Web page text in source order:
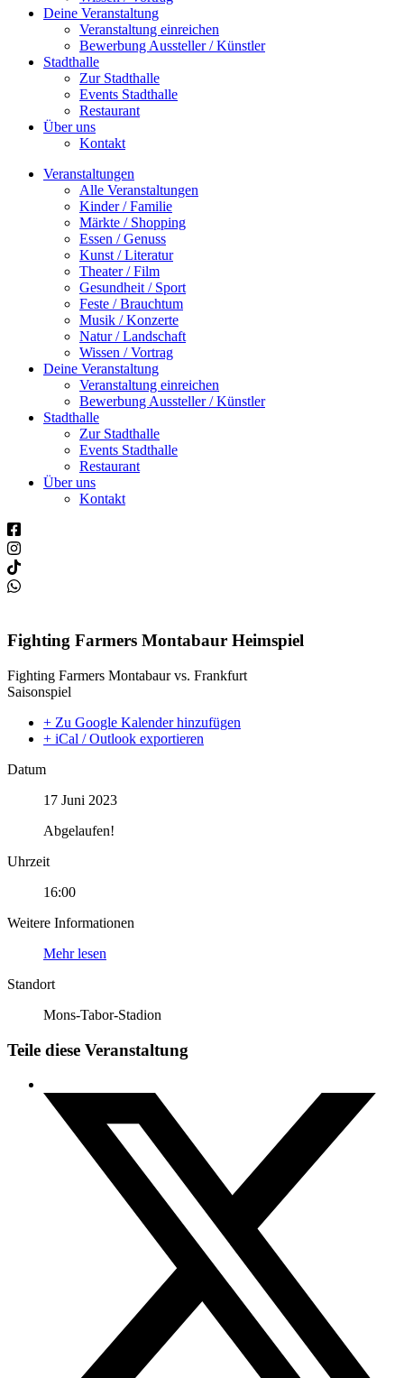
Deine Veranstaltung
Veranstaltung einreichen
Bewerbung Aussteller / Künstler
Stadthalle
Zur Stadthalle
Events Stadthalle
Restaurant
Über uns
Kontakt
Veranstaltungen
Alle Veranstaltungen
Kinder / Familie
Märkte / Shopping
Essen / Genuss
Kunst / Literatur
Theater / Film
Gesundheit / Sport
Feste / Brauchtum
Musik / Konzerte
Natur / Landschaft
Wissen / Vortrag
Deine Veranstaltung
Veranstaltung einreichen
Bewerbung Aussteller / Künstler
Stadthalle
Zur Stadthalle
Events Stadthalle
Restaurant
Über uns
Kontakt
Fighting Farmers Montabaur Heimspiel
Fighting Farmers Montabaur vs. Frankfurt
Saisonspiel
+ Zu Google Kalender hinzufügen
+ iCal / Outlook exportieren
Datum
17 Juni 2023
Abgelaufen!
Uhrzeit
16:00
Weitere Informationen
Mehr lesen
Standort
Mons-Tabor-Stadion
Teile diese Veranstaltung